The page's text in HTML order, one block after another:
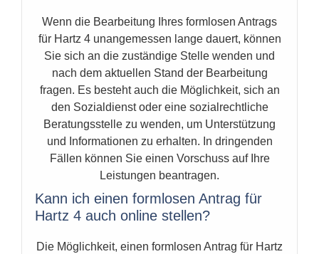
Wenn die Bearbeitung Ihres formlosen Antrags
für Hartz 4 unangemessen lange dauert, können
Sie sich an die zuständige Stelle wenden und
nach dem aktuellen Stand der Bearbeitung
fragen. Es besteht auch die Möglichkeit, sich an
den Sozialdienst oder eine sozialrechtliche
Beratungsstelle zu wenden, um Unterstützung
und Informationen zu erhalten. In dringenden
Fällen können Sie einen Vorschuss auf Ihre
Leistungen beantragen.
Kann ich einen formlosen Antrag für
Hartz 4 auch online stellen?
Die Möglichkeit, einen formlosen Antrag für Hartz